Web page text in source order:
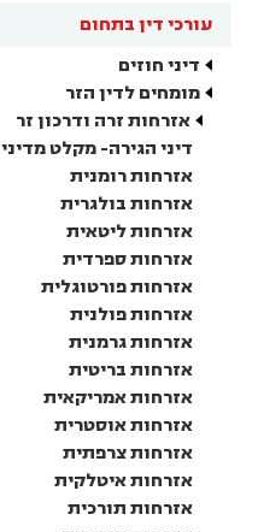
עורכי דין בתחום
דיני חוזים
מומחים לדין הזר
אזרחות זרה ודרכון זר
דיני הגירה- מקלט מדיני
אזרחות רומנית
אזרחות בולגרית
אזרחות ליטאית
אזרחות ספרדית
אזרחות פורטוגלית
אזרחות פולנית
אזרחות גרמנית
אזרחות בריטית
אזרחות אמריקאית
אזרחות אוסטרית
אזרחות צרפתית
אזרחות איטלקית
אזרחות תורכית